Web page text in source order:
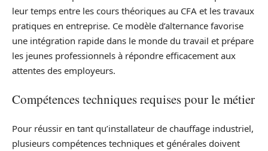
leur temps entre les cours théoriques au CFA et les travaux
pratiques en entreprise. Ce modèle d’alternance favorise
une intégration rapide dans le monde du travail et prépare
les jeunes professionnels à répondre efficacement aux
attentes des employeurs.
Compétences techniques requises pour le métier
Pour réussir en tant qu’installateur de chauffage industriel,
plusieurs compétences techniques et générales doivent